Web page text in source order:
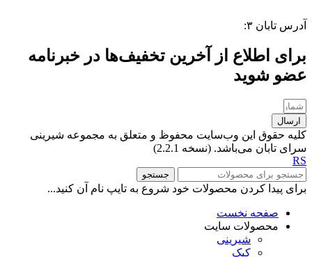
آدرس تابان ۳:
برای اطلاع از آخرین تخفیف‌ها در خبرنامه
عضو شوید
ارسال
کلیه حقوق این وب‌سایت محفوظ و متعلق به مجموعه شیرینی
سرای تابان می‌باشد. (نسخه 2.2.1)
RS
جستجو
برای پیدا کردن محصولات خود شروع به تایپ نام آن کنید...
صفحه نخست
محصولات سایت
شیرینی
کیک